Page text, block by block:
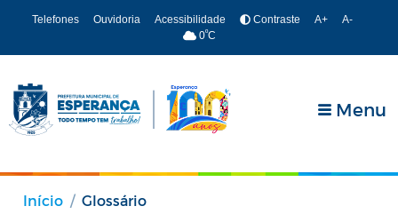
Telefones Ouvidoria Acessibilidade Contraste A+
A-
0ºC
Menu
Início Glossário